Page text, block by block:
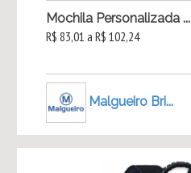
Mochila Personalizada ...
R$ 83,01 a R$ 102,24
Malgueiro Bri...